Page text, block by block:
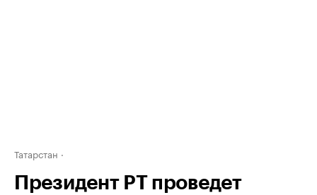
Татарстан
Президент РТ проведет